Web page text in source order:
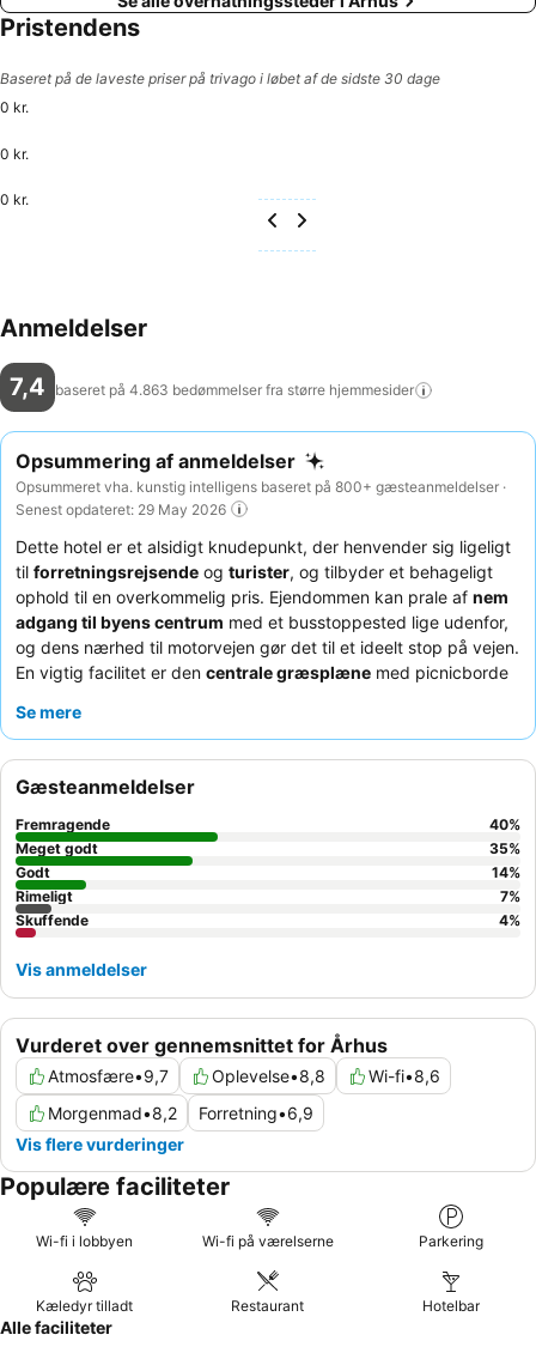
Pristendens
Baseret på de laveste priser på trivago i løbet af de sidste 30 dage
0 kr.
0 kr.
0 kr.
Anmeldelser
7,4 baseret på 4.863 bedømmelser fra større hjemmesider
Opsummering af anmeldelser
Opsummeret vha. kunstig intelligens baseret på 800+ gæsteanmeldelser ·
Senest opdateret: 29 May 2026
Dette hotel er et alsidigt knudepunkt, der henvender sig ligeligt
til forretningsrejsende og turister, og tilbyder et behageligt
ophold til en overkommelig pris. Ejendommen kan prale af nem
adgang til byens centrum med et busstoppested lige udenfor,
og dens nærhed til motorvejen gør det til et ideelt stop på vejen.
En vigtig facilitet er den centrale græsplæne med picnicborde
Gæsterne roser konsekvent
mod haven.
Se mere
Vurderet over gennemsnittet for Århus
Atmosfære•9,7 Oplevelse•8,8 Wi-fi•8,6
Morgenmad•8,2 Forretning•6,9
Vis flere vurderinger
Gæsteanmeldelser
Fremragende 40%
Meget godt
35%
Godt
14%
Rimeligt
7%
Skuffende
4%
Vis anmeldelser
Populære faciliteter
Wi-fi i lobbyen Wi-fi på værelserne Parkering
Kæledyr tilladt Restaurant Hotelbar
Alle faciliteter